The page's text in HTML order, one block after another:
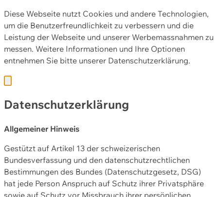
Diese Webseite nutzt Cookies und andere Technologien,
um die Benutzerfreundlichkeit zu verbessern und die
Leistung der Webseite und unserer Werbemassnahmen zu
messen. Weitere Informationen und Ihre Optionen
entnehmen Sie bitte unserer Datenschutzerklärung.
Datenschutzerklärung
Allgemeiner Hinweis
Gestützt auf Artikel 13 der schweizerischen
Bundesverfassung und den datenschutzrechtlichen
Bestimmungen des Bundes (Datenschutzgesetz, DSG)
hat jede Person Anspruch auf Schutz ihrer Privatsphäre
sowie auf Schutz vor Missbrauch ihrer persönlichen